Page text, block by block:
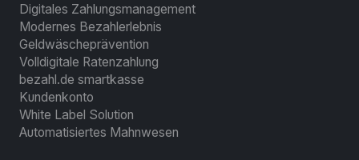
Digitales Zahlungsmanagement
Modernes Bezahlerlebnis
Geldwäscheprävention
Volldigitale Ratenzahlung
bezahl.de smartkasse
Kundenkonto
White Label Solution
Automatisiertes Mahnwesen